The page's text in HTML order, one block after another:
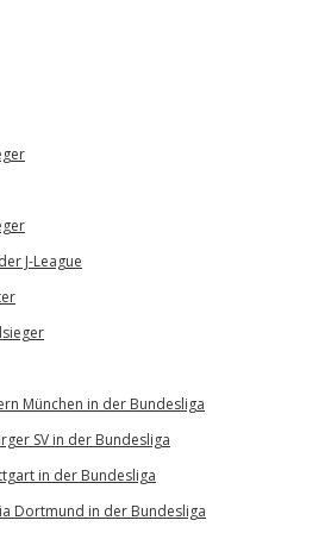
J-League
München in der Bundesliga
SV in der Bundesliga
in der Bundesliga
Dortmund in der Bundesliga